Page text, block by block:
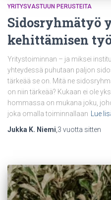
YRITYSVASTUUN PERUSTEITA
Sidosryhmätyö
kehittämisen
Yritystoiminnan – ja miksei
yhteydessä puhutaan paljon
tärkeää se on. Mitä ne
on niin tärkeää? Kukaan ei ole
hommassa on mukana joku,
joka omalla toiminnallaan Lue
Jukka K. Niemi,3 vuotta sitten